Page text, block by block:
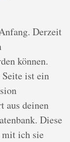
Derzeit
können.
ist ein
aus deinen
Diese
ich sie